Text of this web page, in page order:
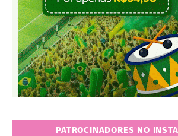
PATROCINADORES NO